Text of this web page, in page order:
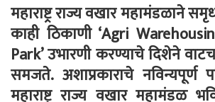
महाराष्ट्र राज्य वखार महामंडळाने
काही ठिकाणी‘Agri
Park’उभारणी करण्याचे दिशेने
समजते. अशाप्रकाराचे नविन्यपूर्ण
महाराष्ट्र राज्य वखार महामंडळ